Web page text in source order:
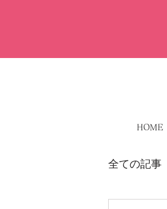
HOME
全ての記事